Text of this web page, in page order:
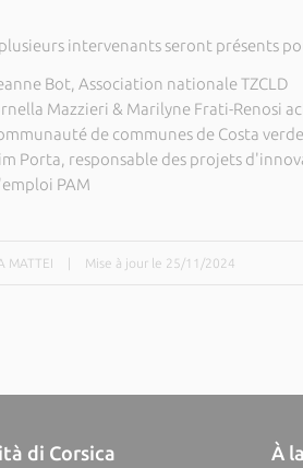
intervenants seront présents
Bot, Association nationale TZCLD
Mazzieri & Marilyne Frati-Renosi
de communes de Costa verde
Porta, responsable des projets
PAM
MATTEI Mise à jour le 25/11/2024
di Corsica À